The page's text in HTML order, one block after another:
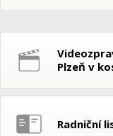
Plzeň v
Radniční